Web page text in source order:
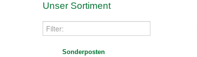
Unser Sortiment
Sonderposten